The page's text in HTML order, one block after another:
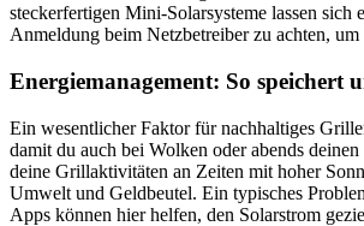
steckerfertigen Mini-Solarsysteme lassen
Anmeldung beim Netzbetreiber zu achten,
Energiemanagement: So
Ein wesentlicher Faktor für nachhaltiges
damit du auch bei Wolken oder abends
deine Grillaktivitäten an Zeiten mit hoher
Umwelt und Geldbeutel. Ein typisches
Apps können hier helfen, den Solarstrom